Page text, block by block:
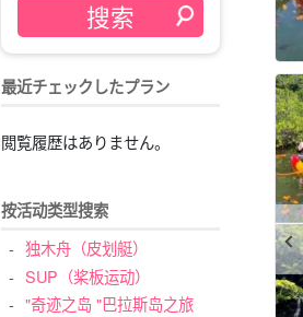
最近チェックしたプラン
閲覧履歴はありません。
按活动类型搜索
独木舟（皮划艇）
SUP（桨板运动）
"奇迹之岛 "巴拉斯岛之旅